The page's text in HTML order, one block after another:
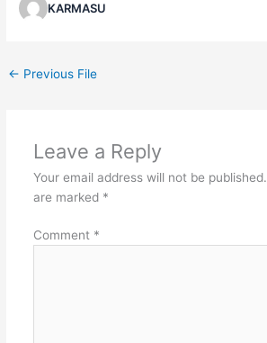
KARMASU
← Previous File
Leave a Reply
Your email address will not be published.
are marked *
Comment *